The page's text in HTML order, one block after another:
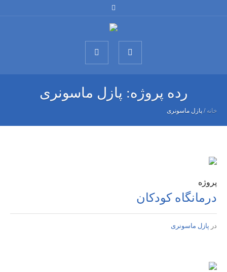
رده پروژه: پازل ماسونری
خانه / پازل ماسونری
پروژه
درمانگاه کودکان
در پازل ماسونری